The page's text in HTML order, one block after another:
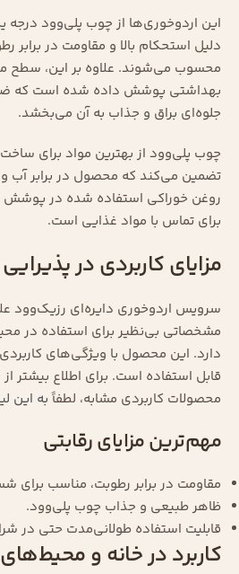
این اردوخوری‌ها از چوب پلی‌وود
دلیل استحکام بالا و مقاومت در برابر
محسوب می‌شوند. علاوه بر این، سطح
بهداشتی پوشش داده شده است که
جلوه‌ای براق و جذاب به آن می‌بخشد.
چوب پلی‌وود از بهترین مواد برای
تضمین می‌کند که محصول در برابر آب
روغن خوراکی استفاده شده در پوشش
برای تماس با مواد غذایی است.
مزایای کاربردی در پذیرایی
سرویس اردوخوری دایره‌ای رزیک‌وود
مشخصاتی بی‌نظیر برای استفاده در
دارد. این محصول با ویژگی‌های
قابل استفاده است. برای اطلاع بیشتر
محصولات کاربردی مشابه، لطفاًبه این
مهم‌ترین مزایای رقابتی
مقاومت در برابر رطوبت، مناسب برای
ظاهر طبیعی و جذاب چوب پلی‌وود.
قابلیت استفاده طولانی‌مدت حتی در
کاربرد در خانه و